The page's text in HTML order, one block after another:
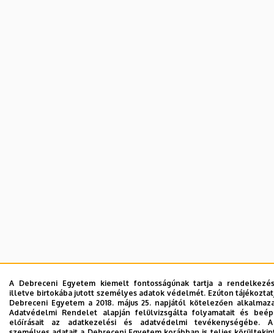
A Debreceni Egyetem kiemelt fontosságúnak tartja a
illetve birtokába jutott személyes adatok védelmét. Ezúton
Debreceni Egyetem a 2018. május 25. napjától kötelezően
Adatvédelmi Rendelet alapján felülvizsgálta folyamatait és
előírásait az adatkezelési és adatvédelmi tevékenységébe.